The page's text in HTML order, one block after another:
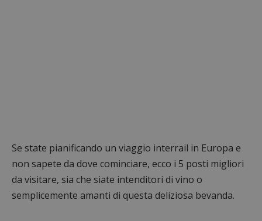
Se state pianificando un viaggio interrail in Europa e
non sapete da dove cominciare, ecco i 5 posti migliori
da visitare, sia che siate intenditori di vino o
semplicemente amanti di questa deliziosa bevanda.